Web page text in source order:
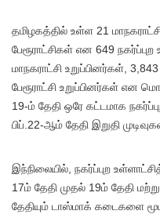
தமிழகத்தில் உள்ள 21
பேரூராட்சிகள் என 649
மாநகராட்சி உறுப்பினர்கள்,
பேரூராட்சி உறுப்பினர்கள் என
19-ம் தேதி ஒரே கட்டமாக
பிப்.22-ஆம் தேதி இறுதி
இந்நிலையில், நகர்ப்புற
17ம் தேதி முதல் 19ம் தேதி
தேதியும் டாஸ்மாக் கடைகளை